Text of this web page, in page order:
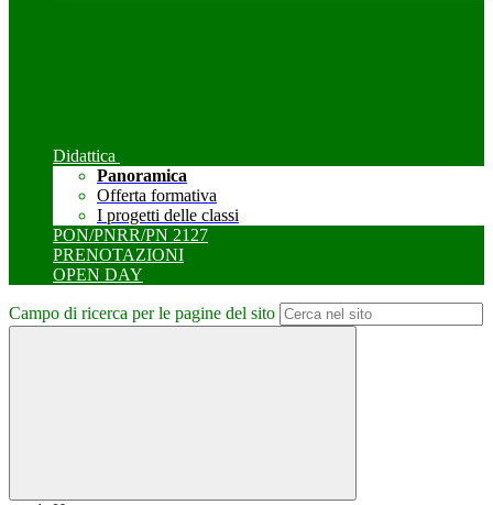
Didattica
Panoramica
Offerta formativa
I progetti delle classi
PON/PNRR/PN 2127
PRENOTAZIONI
OPEN DAY
Campo di ricerca per le pagine del sito